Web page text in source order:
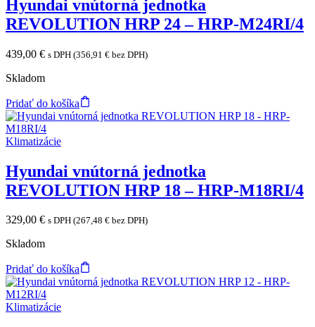
Hyundai vnútorná jednotka
REVOLUTION HRP 24 – HRP-M24RI/4
439,00 € s DPH (356,91 € bez DPH)
Skladom
Pridať do košíka
Klimatizácie
Hyundai vnútorná jednotka
REVOLUTION HRP 18 – HRP-M18RI/4
329,00 € s DPH (267,48 € bez DPH)
Skladom
Pridať do košíka
Klimatizácie